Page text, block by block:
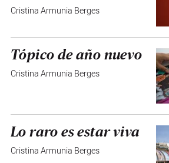
Cristina Armunia Berges
Tópico de año nuevo
Cristina Armunia Berges
Lo raro es estar viva
Cristina Armunia Berges